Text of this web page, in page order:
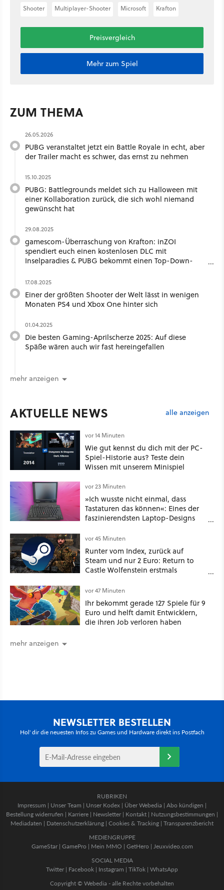
Shooter Multiplayer-Shooter Microsoft Krafton
Preisvergleich
Mehr zum Spiel
ZUM THEMA
26.05.2026
PUBG veranstaltet jetzt ein Battle Royale in echt, aber
der Trailer macht es schwer, das ernst zu nehmen
15.10.2025
PUBG: Battlegrounds meldet sich zu Halloween mit
einer Kollaboration zurück, die sich wohl niemand
gewünscht hat
29.08.2025
gamescom-Überraschung von Krafton: inZOI
spendiert euch einen kostenlosen DLC mit
Inselparadies & PUBG bekommt einen Top-Down-
17.08.2025
Einer der größten Shooter der Welt lässt in wenigen
Monaten PS4 und Xbox One hinter sich
01.04.2025
Die besten Gaming-Aprilscherze 2025: Auf diese
Späße wären auch wir fast hereingefallen
mehr anzeigen
AKTUELLE NEWS alle anzeigen
vor 14 Minuten
Wie gut kennst du dich mit der PC-
Spiel-Historie aus? Teste dein
Wissen mit unserem Minispiel
vor 23 Minuten
»Ich wusste nicht einmal, dass
Tastaturen das können«: Eines der
faszinierendsten Laptop-Designs
vor 45 Minuten
Runter vom Index, zurück auf
Steam und nur 2 Euro: Return to
Castle Wolfenstein erstmals
Markt
vor 47 Minuten
Ihr bekommt gerade 127 Spiele für 9
Euro und helft damit Entwicklern,
die ihren Job verloren haben
mehr anzeigen
NEWSLETTER BESTELLEN
Hol' dir die neuesten Infos zu Games und Hardware direkt ins Postfach
RUBRIKEN
Impressum | Unser Team | Unser Kodex | Über Webedia | Abo kündigen |
Bestellung widerrufen | Karriere | Newsletter | Kontakt | Nutzungsbestimmungen |
Mediadaten | Datenschutzerklärung | Cookies & Tracking | Transparenzbericht
MEDIENGRUPPE
GameStar| GamePro | Mein MMO | GetHero | Jeuxvideo.com
SOCIAL MEDIA
Twitter | Facebook | Instagram | TikTok | WhatsApp
Copyright © Webedia - alle Rechte vorbehalten